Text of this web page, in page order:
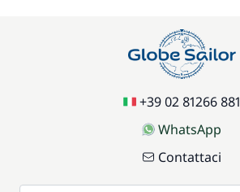
+39 02 81266 881
WhatsApp
Contattaci